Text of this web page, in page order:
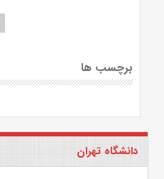
برچسب ها
دانشگاه تهران